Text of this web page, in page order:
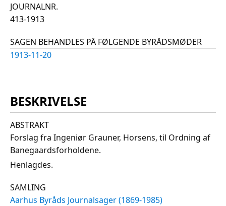
JOURNALNR.
413-1913
SAGEN BEHANDLES PÅ FØLGENDE BYRÅDSMØDER
1913-11-20
BESKRIVELSE
ABSTRAKT
Forslag fra Ingeniør Grauner, Horsens, til Ordning af
Banegaardsforholdene.
Henlagdes.
SAMLING
Aarhus Byråds Journalsager (1869-1985)